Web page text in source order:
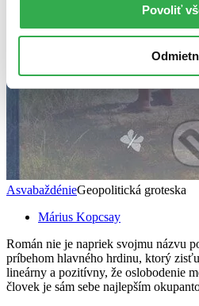
Povoliť
AsvabaždénieGeopolitická groteska
Márius Kopcsay
Román nie je napriek svojmu názvu
príbehom hlavného hrdinu, ktorý
lineárny a pozitívny, že oslobodenie
človek je sám sebe najlepším